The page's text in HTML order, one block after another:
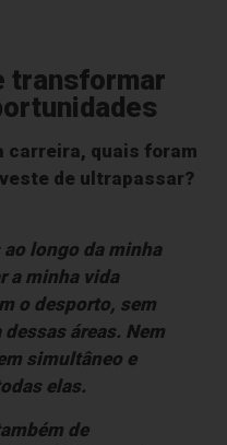
transformar
carreira, quais foram
de ultrapassar?
longo da minha
a minha vida
o desporto, sem
áreas. Nem
simultâneo e
elas.
de